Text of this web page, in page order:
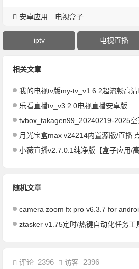
安卓应用 电视盒子
iptv 电视直播
相关文章
我的电视tv版my-tv_v1.6.2超流畅高
乐看直播tv_v3.2.0电视直播安卓版
tvbox_takagen99_20240219-2025空
月光宝盒max v24214内置源版/直播
小薇直播v2.7.0.1纯净版【盒子应用/高
随机文章
camera zoom fx pro v6.3.7 for
ztasker v1.75定时/热键自动化任务工
评论 2396 访客 2396